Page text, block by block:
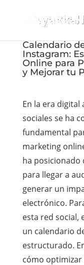
Calendario
Instagram:
Online para
y Mejorar tu
En la era digital
sociales se ha
fundamental
marketing
ha posicionado
para llegar a
generar un
electrónico.
esta red social,
un calendario
estructurado.
cómo